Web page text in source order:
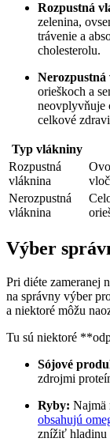
Rozpustná
zelenina,
trávenie a
cholesterolu.
Nerozpustná
orieškoch a
neovplyvňuje
celkové
Typ vlákniny
Rozpustná
vláknina
Nerozpustná
vláknina
Výber
Pri diéte zameranej
na správny výber
a niektoré môžu
Tu sú niektoré
Sójové
zdrojmi
Ryby: Najmä
obsahujú
znížiť hladinu